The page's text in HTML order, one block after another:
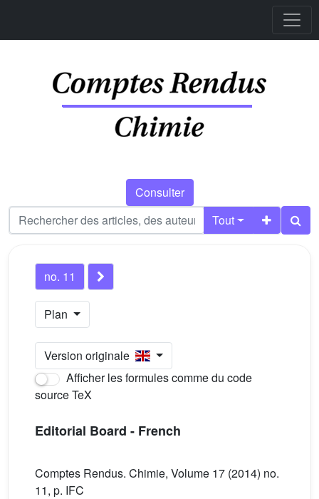
Consulter
Tout
no. 11
Plan
Version originale
Afficher les formules comme du code
source TeX
Editorial Board - French
Comptes Rendus. Chimie, Volume 17 (2014) no.
11, p. IFC